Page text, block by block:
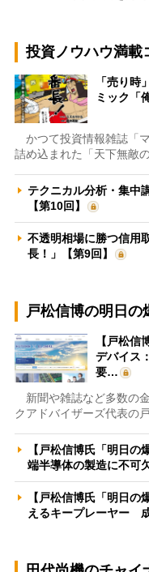
投資ノウハウ満載
「売り
ミック「
かつて投資情報雑誌「
詰め込まれた「天下無敵
テクニカル分析・集中
【第10回】
不透明相場に勝つ信用
長！」【第9回】
戸松信博の明日の
【戸松
デバイス
要…
新聞や雑誌など多数の
クアドバイザーズ代表の
【戸松信博氏「明日
端半導体の製造に不可
【戸松信博氏「明日
えるキープレーヤー